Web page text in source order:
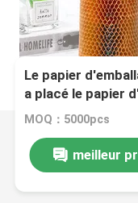
Le papier
a placé le papier
empaquetage
MOQ：5000pcs
meilleur